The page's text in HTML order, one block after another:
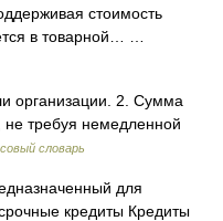
стоимость
в товарной… …
организации. 2. Сумма
не требуя немедленной
словарь
для
кредиты Кредиты